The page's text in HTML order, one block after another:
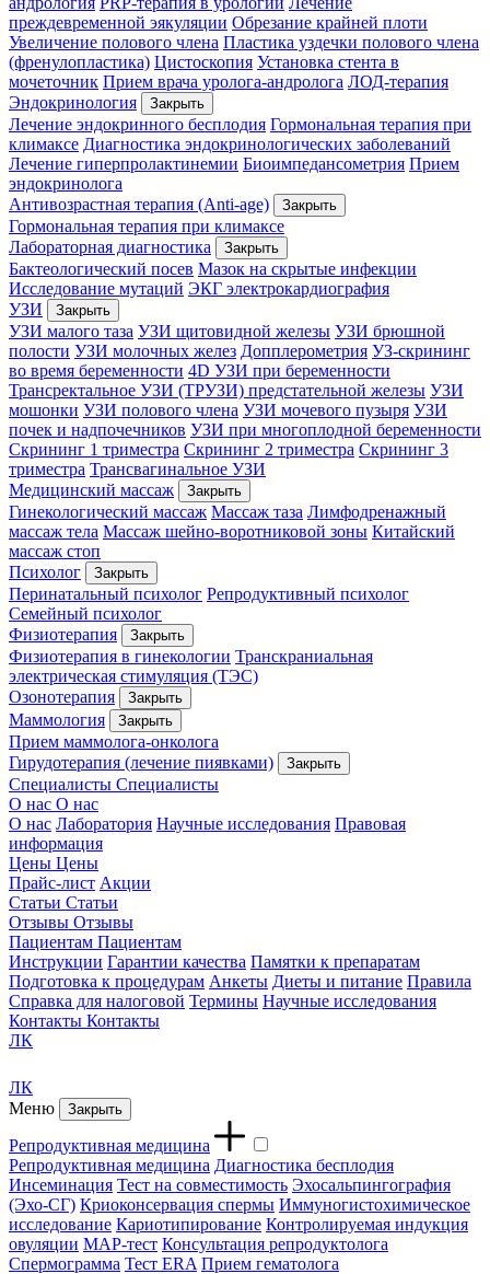
преждевременной эякуляции Обрезание крайней плоти
Увеличение полового члена Пластика уздечки полового члена
(френулопластика) Цистоскопия Установка стента в
мочеточник Прием врача уролога-андролога ЛОД-терапия
Эндокринология
Закрыть
Лечение эндокринного бесплодия Гормональная терапия при
климаксе Диагностика эндокринологических заболеваний
Лечение гиперпролактинемии Биоимпедансометрия Прием
эндокринолога
Антивозрастная терапия (Anti-age)
Закрыть
Гормональная терапия при климаксе
Лабораторная диагностика
Закрыть
Бактеологический посев Мазок на скрытые инфекции
Исследование мутаций ЭКГ электрокардиография
УЗИ
Закрыть
УЗИ малого таза УЗИ щитовидной железы УЗИ брюшной
полости УЗИ молочных желез Допплерометрия УЗ-скрининг
во время беременности 4D УЗИ при беременности
Трансректальное УЗИ (ТРУЗИ) предстательной железы УЗИ
мошонки УЗИ полового члена УЗИ мочевого пузыря УЗИ
почек и надпочечников УЗИ при многоплодной беременности
Скрининг 1 триместра Скрининг 2 триместра Скрининг 3
триместра Трансвагинальное УЗИ
Медицинский массаж
Закрыть
Гинекологический массаж Массаж таза Лимфодренажный
массаж тела Массаж шейно-воротниковой зоны Китайский
массаж стоп
Психолог
Закрыть
Перинатальный психолог Репродуктивный психолог
Семейный психолог
Физиотерапия
Закрыть
Физиотерапия в гинекологии Транскраниальная
электрическая стимуляция (ТЭС)
Озонотерапия
Закрыть
Маммология Закрыть
Прием маммолога-онколога
Гирудотерапия (лечение пиявками)
Закрыть
Специалисты Специалисты
О нас О нас
О нас Лаборатория Научные исследования Правовая
информация
Цены Цены
Прайс-лист Акции
Статьи Статьи
Отзывы Отзывы
Пациентам Пациентам
Инструкции Гарантии качества Памятки к препаратам
Подготовка к процедурам Анкеты Диеты и питание Правила
Справка для налоговой Термины Научные исследования
Контакты Контакты
ЛК
ЛК
Меню
Закрыть
Репродуктивная медицина
Репродуктивная медицина Диагностика бесплодия
Инсеминация Тест на совместимость Эхосальпингография
(Эхо-СГ) Криоконсервация спермы Иммуногистохимическое
исследование Кариотипирование Контролируемая индукция
овуляции МАР-тест Консультация репродуктолога
Спермограмма Тест ERA Прием гематолога